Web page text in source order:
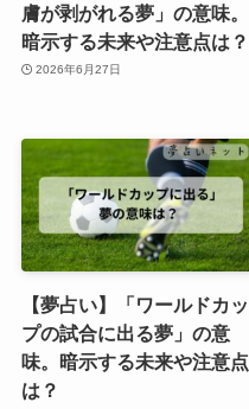
膚が剥がれる夢」の意味。
暗示する未来や注意点は？
2026年6月27日
【夢占い】「ワールドカッ
プの試合に出る夢」の意
味。暗示する未来や注意点
は？